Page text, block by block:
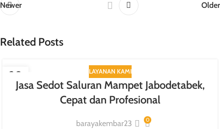
Newer Older
Related Posts
20
JUL
LAYANAN KAMI
Jasa Sedot Saluran Mampet Jabodetabek,
Cepat dan Profesional
barayakembar23 0